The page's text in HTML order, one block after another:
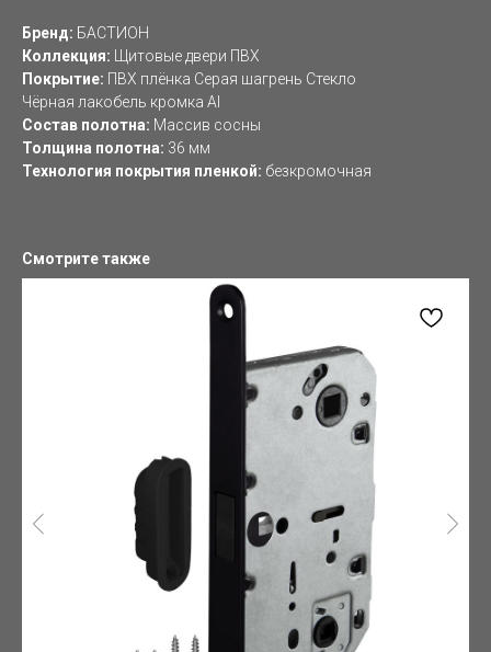
Бренд: БАСТИОН
Коллекция: Щитовые двери ПВХ
Покрытие: ПВХ плёнка Серая шагрень Стекло
Чёрная лакобель кромка Al
Состав полотна: Массив сосны
Толщина полотна: 36 мм
Технология покрытия пленкой: безкромочная
Смотрите также